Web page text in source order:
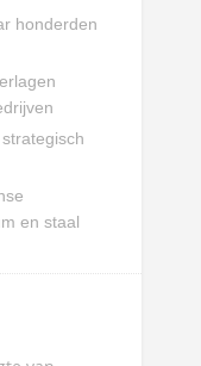
honderden
en staal